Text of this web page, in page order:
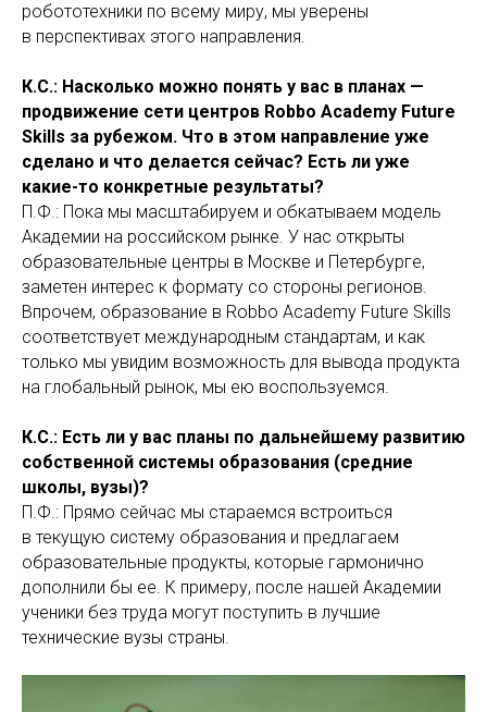
робототехники по всему миру, мы уверены
в перспективах этого направления.
К.С.: Насколько можно понять у вас в планах —
продвижение сети центров Robbo Academy Future
Skills за рубежом. Что в этом направление уже
сделано и что делается сейчас? Есть ли уже
какие-то конкретные результаты?
П.Ф.: Пока мы масштабируем и обкатываем модель
Академии на российском рынке. У нас открыты
образовательные центры в Москве и Петербурге,
заметен интерес к формату со стороны регионов.
Впрочем, образование в Robbo Academy Future Skills
соответствует международным стандартам, и как
только мы увидим возможность для вывода продукта
на глобальный рынок, мы ею воспользуемся.
К.С.: Есть ли у вас планы по дальнейшему развитию
собственной системы образования (средние
школы, вузы)?
П.Ф.: Прямо сейчас мы стараемся встроиться
в текущую систему образования и предлагаем
образовательные продукты, которые гармонично
дополнили бы ее. К примеру, после нашей Академии
ученики без труда могут поступить в лучшие
технические вузы страны.